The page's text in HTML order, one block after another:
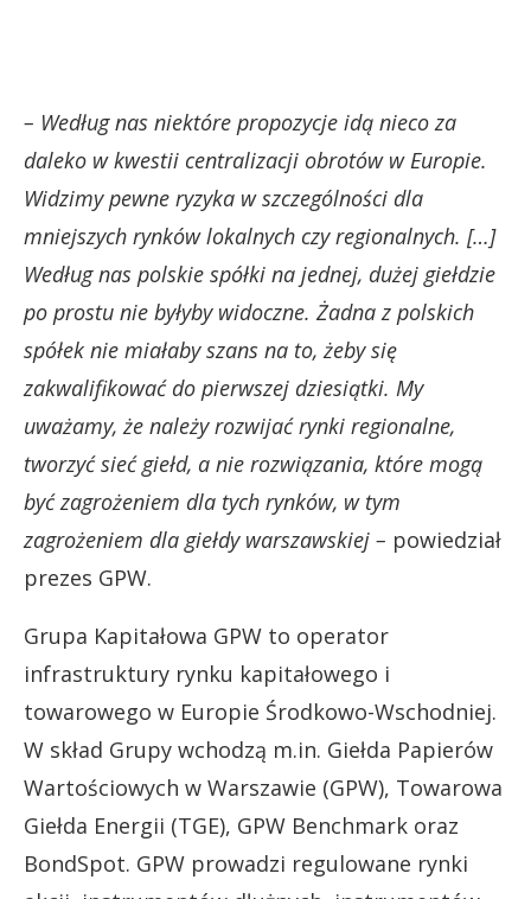
– Według nas niektóre propozycje idą nieco za
daleko w kwestii centralizacji obrotów w Europie.
Widzimy pewne ryzyka w szczególności dla
mniejszych rynków lokalnych czy regionalnych. […]
Według nas polskie spółki na jednej, dużej giełdzie
po prostu nie byłyby widoczne. Żadna z polskich
spółek nie miałaby szans na to, żeby się
zakwalifikować do pierwszej dziesiątki. My
uważamy, że należy rozwijać rynki regionalne,
tworzyć sieć giełd, a nie rozwiązania, które mogą
być zagrożeniem dla tych rynków, w tym
zagrożeniem dla giełdy warszawskiej – powiedział
prezes GPW.
Grupa Kapitałowa GPW to operator
infrastruktury rynku kapitałowego i
towarowego w Europie Środkowo-Wschodniej.
W skład Grupy wchodzą m.in. Giełda Papierów
Wartościowych w Warszawie (GPW), Towarowa
Giełda Energii (TGE), GPW Benchmark oraz
BondSpot. GPW prowadzi regulowane rynki